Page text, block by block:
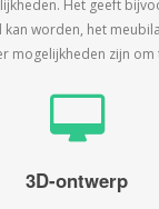
Het geeft
kan worden, het
mogelijkheden zijn om
3D-ontwerp